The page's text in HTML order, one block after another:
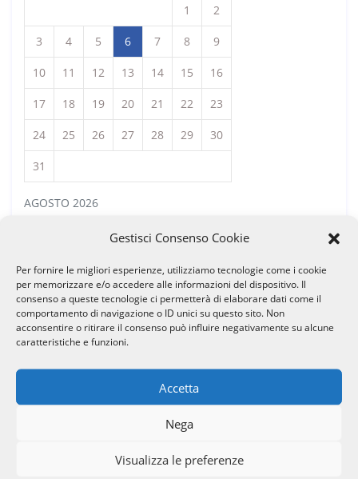
Gestisci Consenso Cookie
Per fornire le migliori esperienze, utilizziamo tecnologie come i cookie
per memorizzare e/o accedere alle informazioni del dispositivo. Il
consenso a queste tecnologie ci permetterà di elaborare dati come il
comportamento di navigazione o ID unici su questo sito. Non
acconsentire o ritirare il consenso può influire negativamente su alcune
caratteristiche e funzioni.
Accetta
Nega
Visualizza le preferenze
AGOSTO 2026
1 2
3 4 5 6 7 8 9
10 11 12 13 14 15 16
17 18 19 20 21 22 23
24 25 26 27 28 29 30
31
Categorie
Racing Servizi